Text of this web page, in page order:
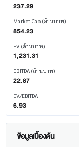
237.29
Market Cap (ล้านบาท)
854.23
EV (ล้านบาท)
1,231.31
EBITDA (ล้านบาท)
22.87
EV/EBITDA
6.93
ข้อมูลเบื้องต้น